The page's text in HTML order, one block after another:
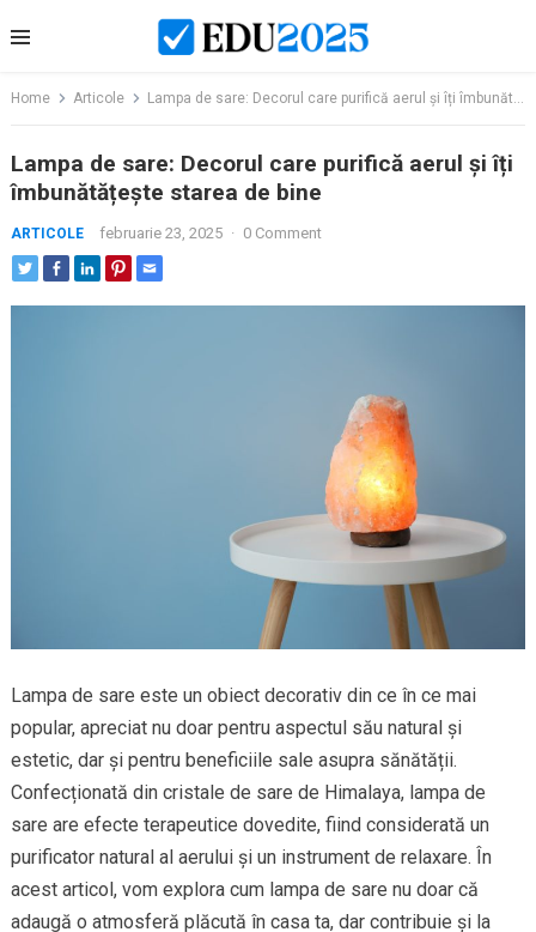
to
Home Articole Lampa de sare: Decorul care purifică aerul și îți îmbunătățește starea de bine
Lampa de sare: Decorul care purifică aerul și îți
îmbunătățește starea de bine
ARTICOLE februarie 23, 2025 · 0 Comment
Lampa de sare este un obiect decorativ din ce în ce mai
popular, apreciat nu doar pentru aspectul său natural și
estetic, dar și pentru beneficiile sale asupra sănătății.
Confecționată din cristale de sare de Himalaya, lampa de
sare are efecte terapeutice dovedite, fiind considerată un
purificator natural al aerului și un instrument de relaxare. În
acest articol, vom explora cum lampa de sare nu doar că
adaugă o atmosferă plăcută în casa ta, dar contribuie și la